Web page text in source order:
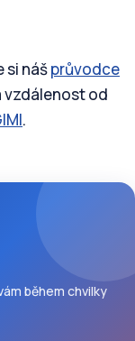
si nášprůvodce
vzdálenost od
.
během chvilky